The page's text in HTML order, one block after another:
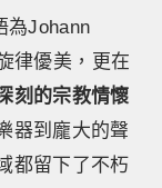
為Johann
律優美，更在
刻的宗教情懷
器到龐大的聲
都留下了不朽